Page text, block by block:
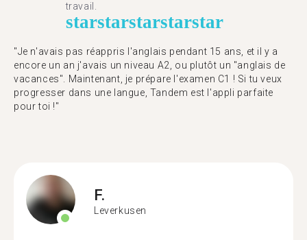
travail.
starstarstarstarstar
"Je n'avais pas réappris l'anglais pendant 15 ans, et il y a
encore un an j'avais un niveau A2, ou plutôt un "anglais de
vacances". Maintenant, je prépare l'examen C1 ! Si tu veux
progresser dans une langue, Tandem est l'appli parfaite
pour toi !"
F.
Leverkusen